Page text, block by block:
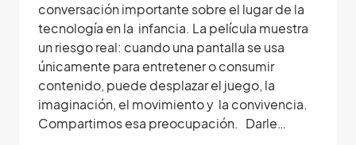
conversación importante sobre el lugar de la
tecnología en la infancia. La película muestra
un riesgo real: cuando una pantalla se usa
únicamente para entretener o consumir
contenido, puede desplazar el juego, la
imaginación, el movimiento y la convivencia.
Compartimos esa preocupación. Darle…